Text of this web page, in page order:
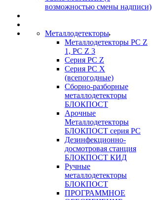
возможностью смены надписи)
Металлодетекторы
Металлодетекторы РС Z
1, PC Z 3
Серия РС Z
Серия РС X
(всепогодные)
Сборно-разборные
металлодетекторы
БЛОКПОСТ
Арочные
Металлодетекторы
БЛОКПОСТ серия РС
Дезинфекционно-
досмотровая станция
БЛОКПОСТ КИД
Ручные
металлодетекторы
БЛОКПОСТ
ПРОГРАММНОЕ